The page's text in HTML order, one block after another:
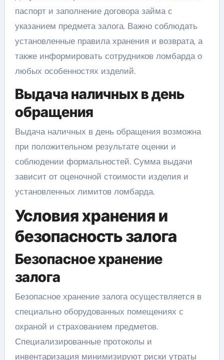
паспорт и заполнение договора займа с
указанием предмета залога. Важно соблюдать
установленные правила хранения и возврата, а
также информировать сотрудников ломбарда о
любых особенностях изделий.
Выдача наличных в день
обращения
Выдача наличных в день обращения возможна
при положительном результате оценки и
соблюдении формальностей. Сумма выдачи
зависит от оценочной стоимости изделия и
установленных лимитов ломбарда.
Условия хранения и
безопасность залога
Безопасное хранение
залога
Безопасное хранение залога осуществляется в
специально оборудованных помещениях с
охраной и страхованием предметов.
Специализированные протоколы и
инвентаризация минимизируют риски утраты